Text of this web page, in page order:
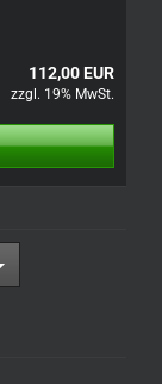
112,00 EUR
zzgl. 19% MwSt.